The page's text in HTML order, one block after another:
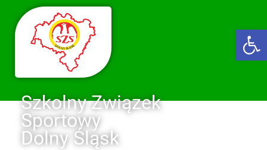
Szkolny Związek
Sportowy
Dolny Śląsk